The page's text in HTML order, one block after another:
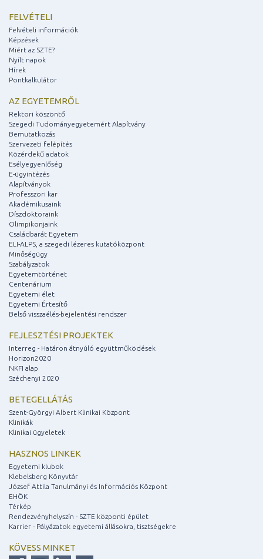
FELVÉTELI
Felvételi információk
Képzések
Miért az SZTE?
Nyílt napok
Hírek
Pontkalkulátor
AZ EGYETEMRŐL
Rektori köszöntő
Szegedi Tudományegyetemért Alapítvány
Bemutatkozás
Szervezeti felépítés
Közérdekű adatok
Esélyegyenlőség
E-ügyintézés
Alapítványok
Professzori kar
Akadémikusaink
Díszdoktoraink
Olimpikonjaink
Családbarát Egyetem
ELI-ALPS, a szegedi lézeres kutatóközpont
Minőségügy
Szabályzatok
Egyetemtörténet
Centenárium
Egyetemi élet
Egyetemi Értesítő
Belső visszaélés-bejelentési rendszer
FEJLESZTÉSI PROJEKTEK
Interreg - Határon átnyúló együttműködések
Horizon2020
NKFI alap
Széchenyi 2020
BETEGELLÁTÁS
Szent-Györgyi Albert Klinikai Központ
Klinikák
Klinikai ügyeletek
HASZNOS LINKEK
Egyetemi klubok
Klebelsberg Könyvtár
József Attila Tanulmányi és Információs Központ
EHÖK
Térkép
Rendezvényhelyszín - SZTE központi épület
Karrier - Pályázatok egyetemi állásokra, tisztségekre
KÖVESS MINKET